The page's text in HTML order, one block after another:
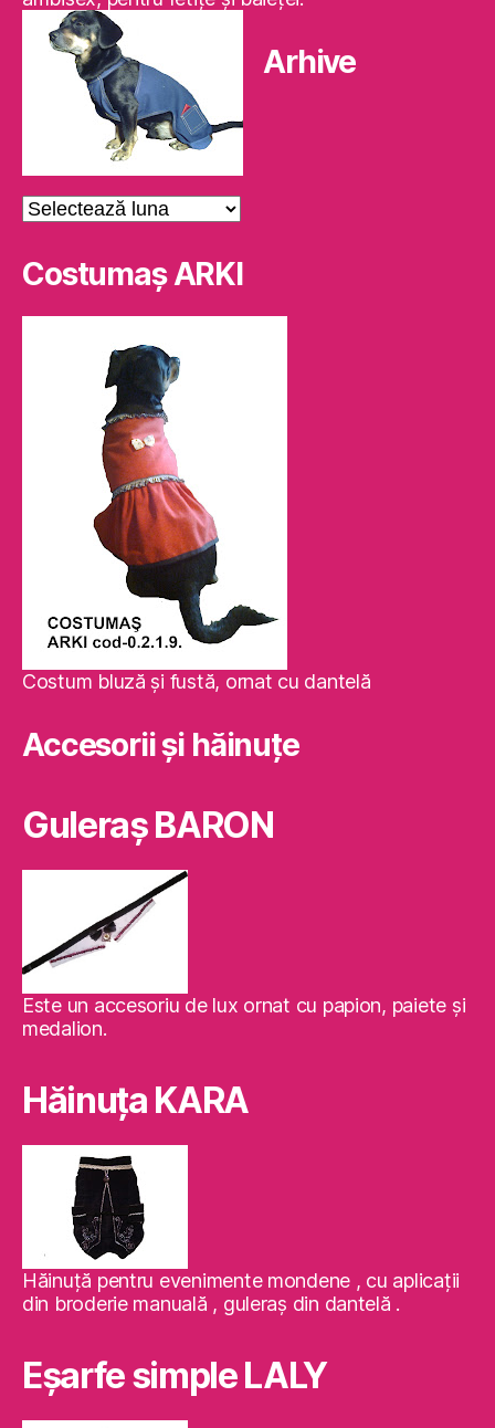
Arhive
Arhive
Costumaş ARKI
Costum bluză şi fustă, ornat cu dantelă
Accesorii și hăinuțe
Guleraş BARON
Este un accesoriu de lux ornat cu papion, paiete şi
medalion.
Hăinuţa KARA
Hăinuţă pentru evenimente mondene , cu aplicaţii
din broderie manuală , guleraş din dantelă .
Eşarfe simple LALY